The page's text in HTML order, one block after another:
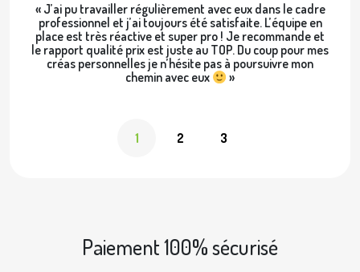
« J’ai pu travailler régulièrement avec eux dans le cadre
professionnel et j’ai toujours été satisfaite. L’équipe en
place est très réactive et super pro ! Je recommande et
le rapport qualité prix est juste au TOP. Du coup pour mes
créas personnelles je n’hésite pas à poursuivre mon
chemin avec eux
»
1 2 3
Paiement 100% sécurisé